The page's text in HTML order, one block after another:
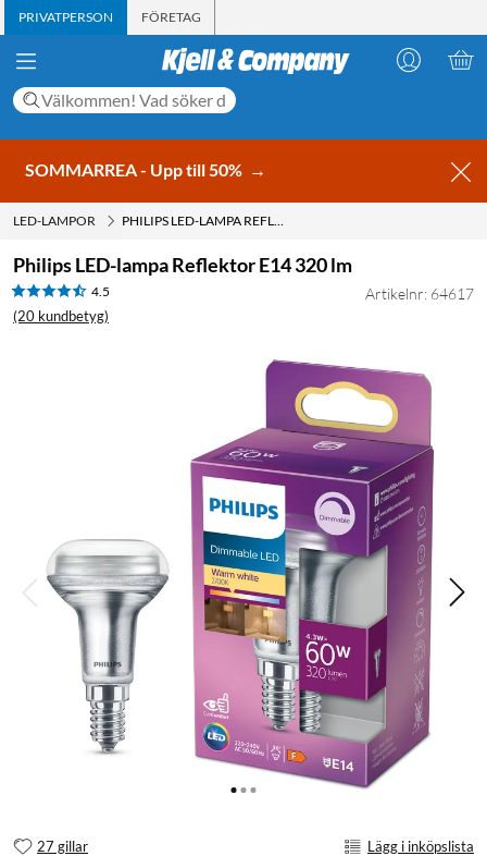
PRIVATPERSON FÖRETAG
SOMMARREA - Upp till 50% →
LED-LAMPOR PHILIPS LED-LAMPA REFLEKTOR E14 320 LM
Philips LED-lampa Reflektor E14 320 lm
4.5
(20 kundbetyg)
Artikelnr: 64617
27 gillar Lägg i inköpslista